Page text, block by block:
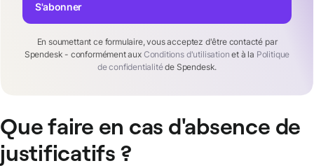
En soumettant ce formulaire, vous acceptez d'être contacté par
Spendesk - conformément aux Conditions d'utilisation et à la Politique
de confidentialitéde Spendesk.
S'abonner
Que faire en cas d'absence de
justificatifs ?